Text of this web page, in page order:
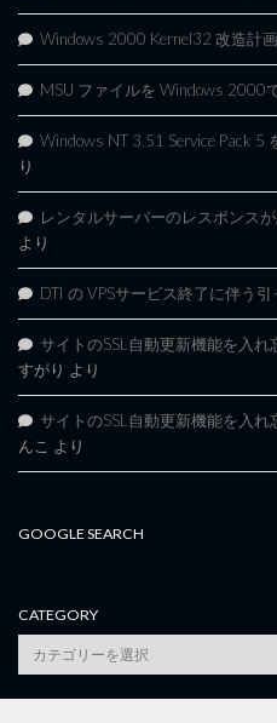
Windows 2000 Kernel32 改造計画
MSU ファイルを Windows 2000
Windows NT 3.51 Service Pack 5
り
レンタルサーバーのレスポンス
より
DTI の VPSサービス終了に伴う
サイトのSSL自動更新機能を入
すがり より
サイトのSSL自動更新機能を入
んこ より
GOOGLE SEARCH
CATEGORY
category